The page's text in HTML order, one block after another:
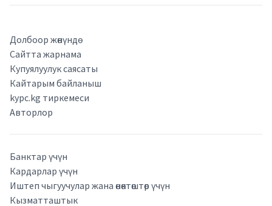
Долбоор жөнүндө
Сайтта жарнама
Купуялуулук саясаты
Кайтарым байланыш
kypc.kg тиркемеси
Авторлор
Банктар үчүн
Кардарлар үчүн
Иштеп чыгуучулар жана өнөктөштөр үчүн
Кызматташтык